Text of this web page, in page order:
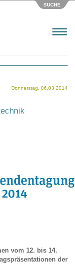
SUCHE
Menu
Donnerstag, 06.03.2014
vom 12. bis 14.
der